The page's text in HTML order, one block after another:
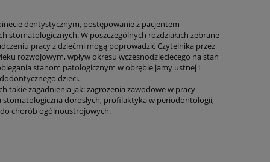
dentystycznym, postępowanie z pacjentem
stomatologicznych. W poszczególnych rozdziałach zebrane
pracy z dziećmi mogą poprowadzić Czytelnika przez
rozwojowym, wpływ okresu wczesnodziecięcego na stan
stanom patologicznym w obrębie jamy ustnej i
dzieci.
takie zagadnienia jak: zagrożenia zawodowe w pracy
dorosłych, profilaktyka w periodontologii,
chorób ogólnoustrojowych.